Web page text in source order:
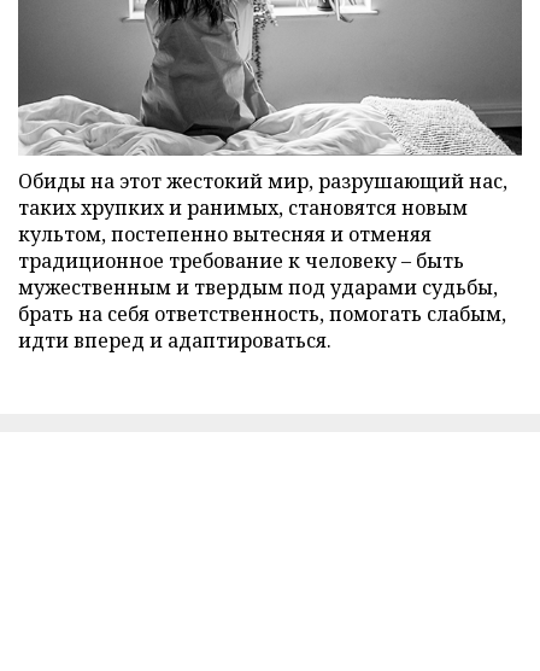
Обиды на этот жестокий мир, разрушающий нас,
таких хрупких и ранимых, становятся новым
культом, постепенно вытесняя и отменяя
традиционное требование к человеку – быть
мужественным и твердым под ударами судьбы,
брать на себя ответственность, помогать слабым,
идти вперед и адаптироваться.